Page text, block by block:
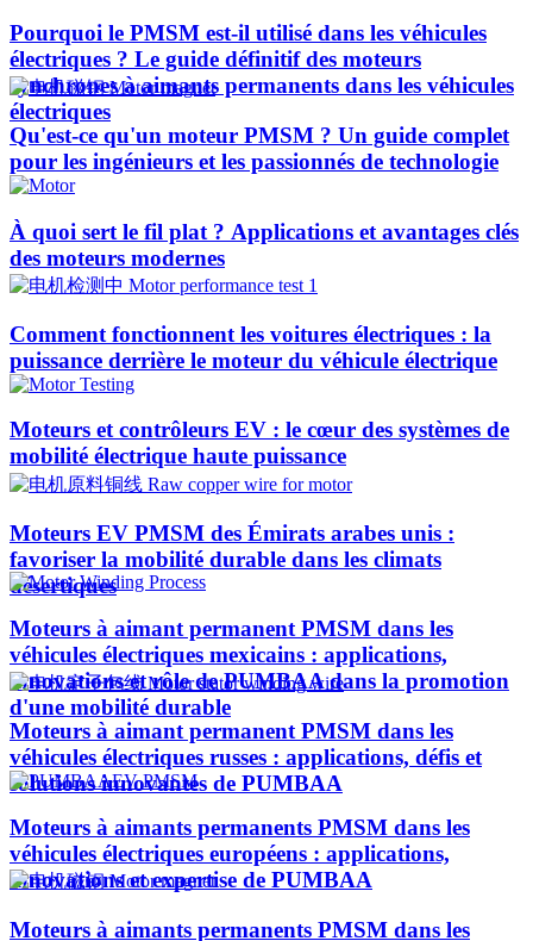
Pourquoi le PMSM est-il utilisé dans les véhicules
électriques ? Le guide définitif des moteurs
synchrones à aimants permanents dans les véhicules
électriques
Qu'est-ce qu'un moteur PMSM ? Un guide complet
pour les ingénieurs et les passionnés de technologie
À quoi sert le fil plat ? Applications et avantages clés
des moteurs modernes
Comment fonctionnent les voitures électriques : la
puissance derrière le moteur du véhicule électrique
Moteurs et contrôleurs EV : le cœur des systèmes de
mobilité électrique haute puissance
Moteurs EV PMSM des Émirats arabes unis :
favoriser la mobilité durable dans les climats
désertiques
Moteurs à aimant permanent PMSM dans les
véhicules électriques mexicains : applications,
innovations et rôle de PUMBAA dans la promotion
d'une mobilité durable
Moteurs à aimant permanent PMSM dans les
véhicules électriques russes : applications, défis et
solutions innovantes de PUMBAA
Moteurs à aimants permanents PMSM dans les
véhicules électriques européens : applications,
innovations et expertise de PUMBAA
Moteurs à aimants permanents PMSM dans les